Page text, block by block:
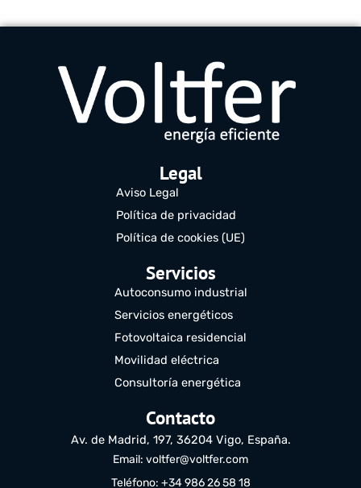
Legal
Aviso Legal
Política de privacidad
Política de cookies (UE)
Servicios
Autoconsumo industrial
Servicios energéticos
Fotovoltaica residencial
Movilidad eléctrica
Consultoría energética
Contacto
Av. de Madrid, 197, 36204 Vigo, España.
Email: voltfer@voltfer.com
Teléfono: +34 986 26 58 18